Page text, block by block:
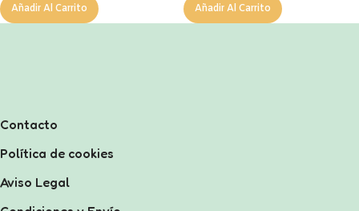
Añadir Al Carrito Añadir Al Carrito
Contacto
Política de cookies
Aviso Legal